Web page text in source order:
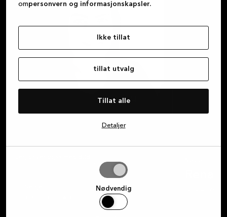
ompersonvern og informasjonskapsler.
Ikke tillat
tillat utvalg
Tillat alle
Detaljer
Nødvendig
Linda Aksnes